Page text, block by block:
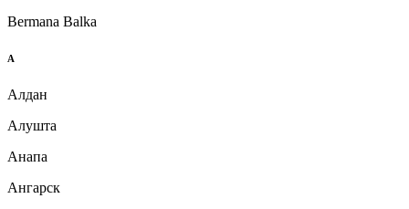
Bermana Balka
А
Алдан
Алушта
Анапа
Ангарск